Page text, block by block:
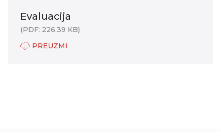
Evaluacija
(PDF: 226,39 KB)
PREUZMI